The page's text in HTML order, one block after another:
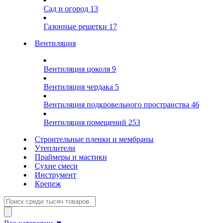
Сад и огород 13
Газонные решетки 17
Вентиляция
Вентиляция цоколя 9
Вентиляция чердака 5
Вентиляция подкровельного пространства 46
Вентиляция помещений 253
Строительные пленки и мембраны
Утеплители
Праймеры и мастики
Сухие смеси
Инструмент
Крепеж